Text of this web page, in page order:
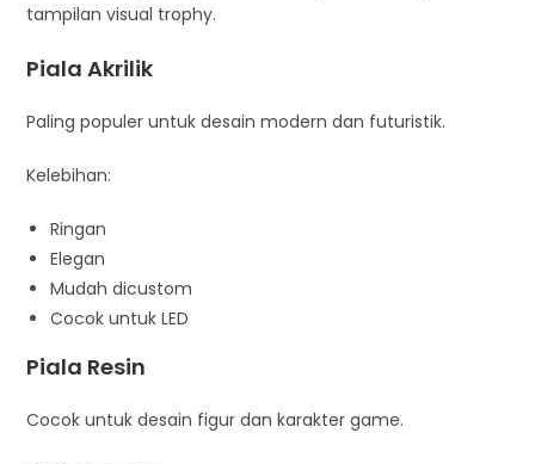
tampilan visual trophy.
Piala Akrilik
Paling populer untuk desain modern dan futuristik.
Kelebihan:
Ringan
Elegan
Mudah dicustom
Cocok untuk LED
Piala Resin
Cocok untuk desain figur dan karakter game.